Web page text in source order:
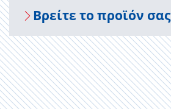
Βρείτε το προϊόν σας